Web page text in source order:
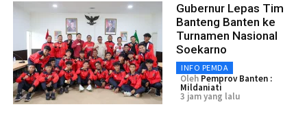
Gubernur Lepas Tim
Banteng Banten ke
Turnamen Nasional
Soekarno
INFO PEMDA
Oleh Pemprov Banten :
Mildaniati
3 jam yang lalu